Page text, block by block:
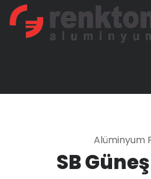
Alüminyum
SB Güneş